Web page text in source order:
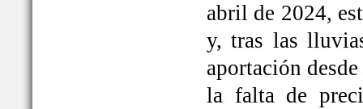
abril de 2024,
y, tras las
aportación
la falta de